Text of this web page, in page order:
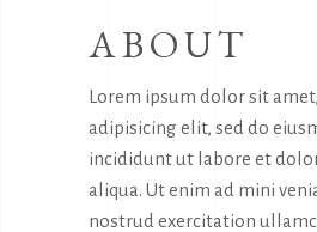
ABOUT
Lorem ipsum dolor sit
adipisicing elit, sed do
incididunt ut labore et
aliqua. Ut enim ad mini
nostrud exercitation